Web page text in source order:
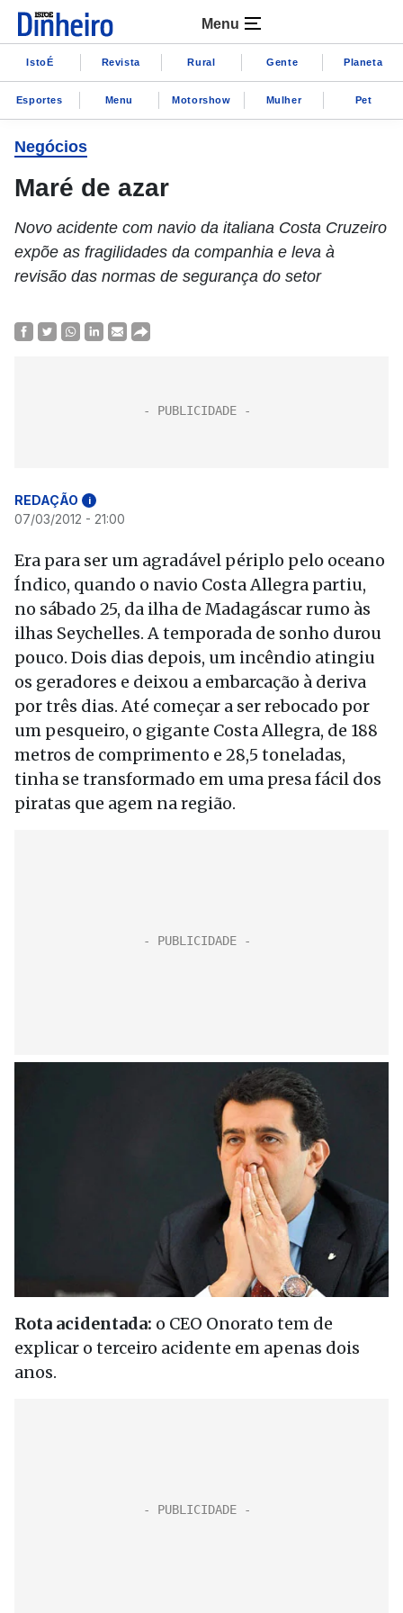
Menu
IstoÉ Revista Rural Gente Planeta
Esportes Menu Motorshow Mulher Pet
Negócios
Maré de azar
Novo acidente com navio da italiana Costa Cruzeiro
expõe as fragilidades da companhia e leva à
revisão das normas de segurança do setor
REDAÇÃO i
07/03/2012 - 21:00
Era para ser um agradável périplo pelo oceano
Índico, quando o navio Costa Allegra partiu,
no sábado 25, da ilha de Madagáscar rumo às
ilhas Seychelles. A temporada de sonho durou
pouco. Dois dias depois, um incêndio atingiu
os geradores e deixou a embarcação à deriva
por três dias. Até começar a ser rebocado por
um pesqueiro, o gigante Costa Allegra, de 188
metros de comprimento e 28,5 toneladas,
tinha se transformado em uma presa fácil dos
piratas que agem na região.
Rota acidentada: o CEO Onorato tem de
explicar o terceiro acidente em apenas dois
anos.